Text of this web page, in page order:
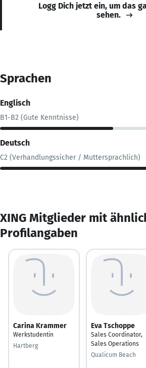
Logg Dich jetzt ein, um das
sehen.
Sprachen
Englisch
B1-B2 (Gute Kenntnisse)
Deutsch
C2 (Verhandlungssicher / Muttersprachlich)
XING Mitglieder mit
Profilangaben
Carina Krammer
Werkstudentin
Hartberg
Eva Tschoppe
Sales Coordinator,
Sales Operations
Qualicum Beach